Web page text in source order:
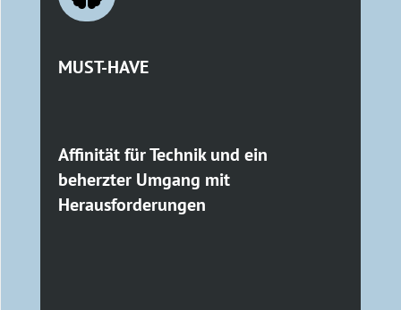
MUST-HAVE
Affinität für Technik und ein
beherzter Umgang mit
Herausforderungen